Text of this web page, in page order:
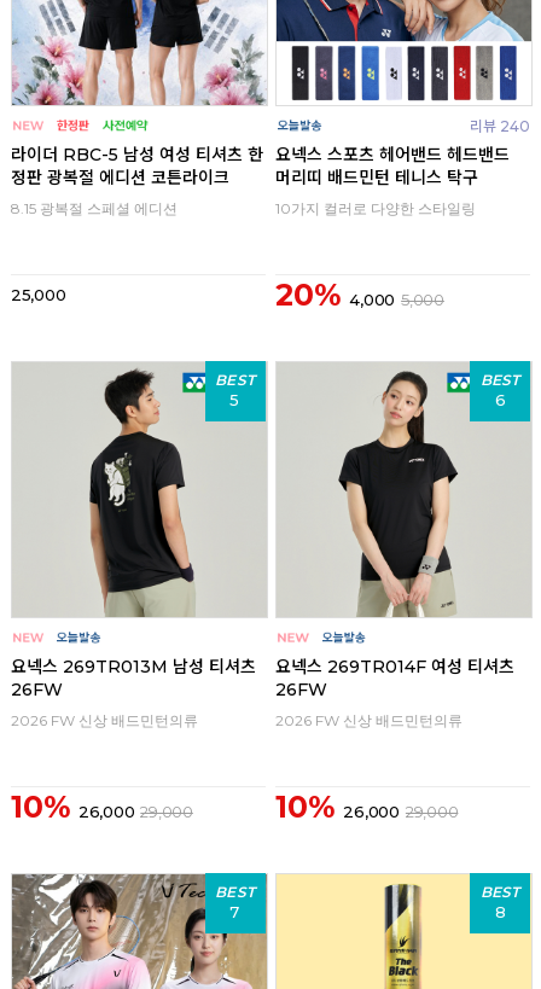
라이더 RBC-5 남성 여성 티셔츠 한
정판 광복절 에디션 코튼라이크
8.15 광복절 스페셜 에디션
25,000
리뷰 240
요넥스 스포츠 헤어밴드 헤드밴드
머리띠 배드민턴 테니스 탁구
10가지 컬러로 다양한 스타일링
20% 4,000 5,000
BEST
5
요넥스 269TR013M 남성 티셔츠
26FW
2026 FW 신상 배드민턴의류
10% 26,000 29,000
BEST
6
요넥스 269TR014F 여성 티셔츠
26FW
2026 FW 신상 배드민턴의류
10% 26,000 29,000
BEST
7
BEST
8